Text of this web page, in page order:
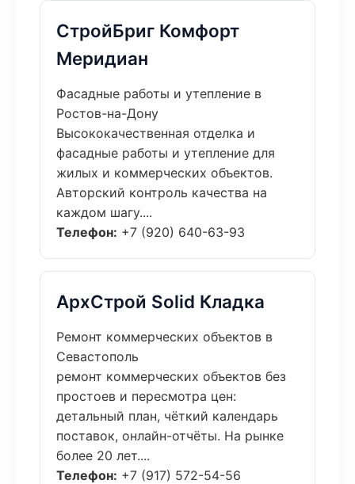
СтройБриг Комфорт
Меридиан
Фасадные работы и утепление в
Ростов-на-Дону
Высококачественная отделка и
фасадные работы и утепление для
жилых и коммерческих объектов.
Авторский контроль качества на
каждом шагу....
Телефон: +7 (920) 640-63-93
АрхСтрой Solid Кладка
Ремонт коммерческих объектов в
Севастополь
ремонт коммерческих объектов без
простоев и пересмотра цен:
детальный план, чёткий календарь
поставок, онлайн-отчёты. На рынке
более 20 лет....
Телефон: +7 (917) 572-54-56